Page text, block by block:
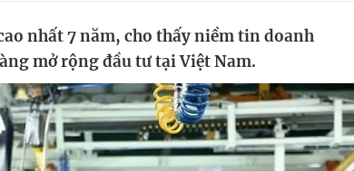
Thị trường
Tư vấn
nhất 7 năm, cho thấy niềm tin doanh
mở rộng đầu tư tại Việt Nam.